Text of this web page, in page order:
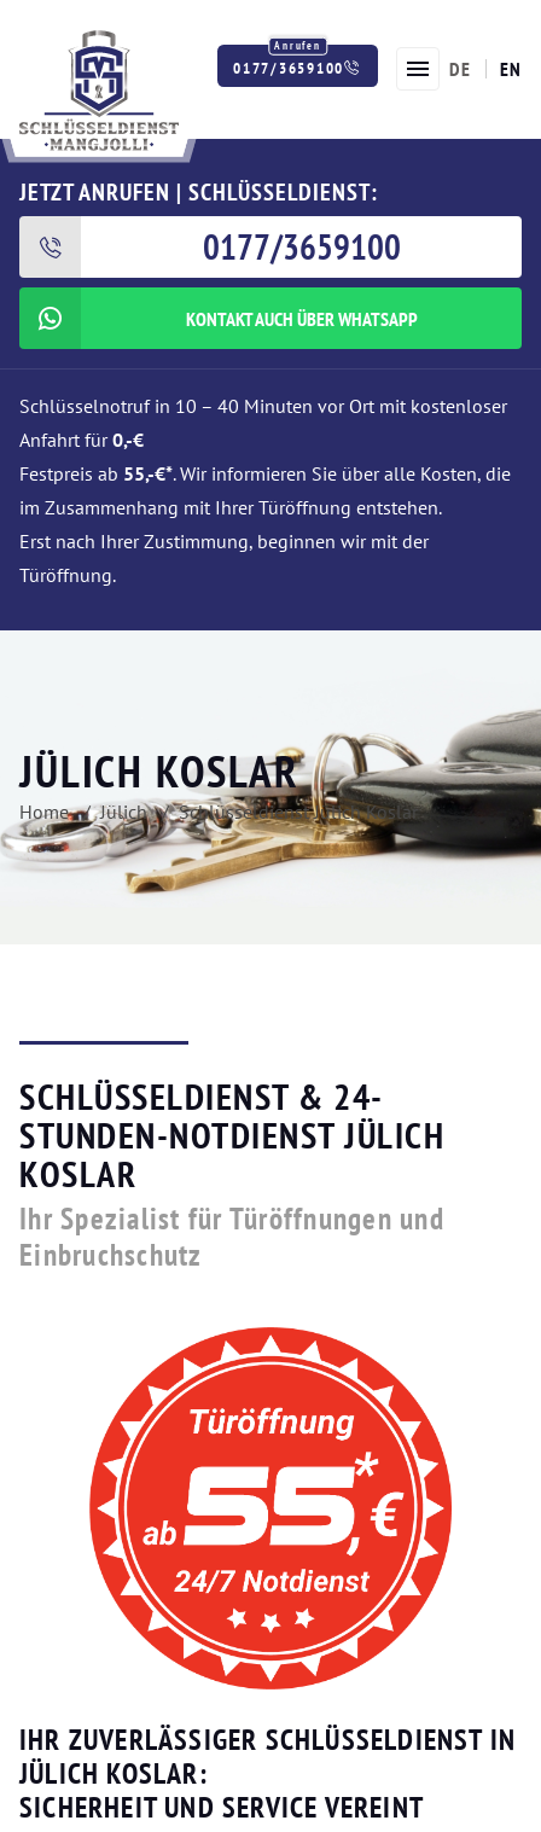
0177/3659100 DE EN
JETZT ANRUFEN | SCHLÜSSELDIENST:
0177/3659100
KONTAKT AUCH ÜBER WHATSAPP
Schlüsselnotruf in 10 – 40 Minuten vor Ort mit kostenloser
Anfahrt für0,-€
Festpreis ab 55,-€*. Wir informieren Sie über alle Kosten, die
im Zusammenhang mit Ihrer Türöffnung entstehen.
Erst nach Ihrer Zustimmung, beginnen wir mit der
Türöffnung.
JÜLICH KOSLAR
Home Jülich Schlüsseldienst Jülich Koslar
SCHLÜSSELDIENST & 24-
STUNDEN-NOTDIENST JÜLICH
KOSLAR
Ihr Spezialist für Türöffnungen und
Einbruchschutz
IHR ZUVERLÄSSIGER SCHLÜSSELDIENST IN
JÜLICH KOSLAR:
SICHERHEIT UND SERVICE VEREINT